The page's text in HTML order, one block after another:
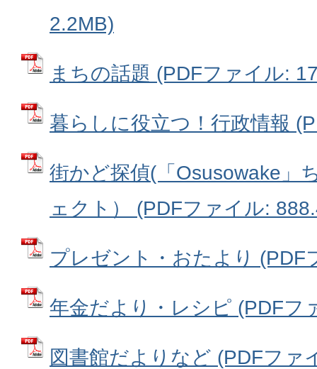
2.2MB)
まちの話題 (PDFファイル:
暮らしに役立つ！行政情報
街かど探偵(「Osusowake」
ェクト） (PDFファイル:
プレゼント・おたより (PDF
年金だより・レシピ (PDFフ
図書館だよりなど (PDFファ